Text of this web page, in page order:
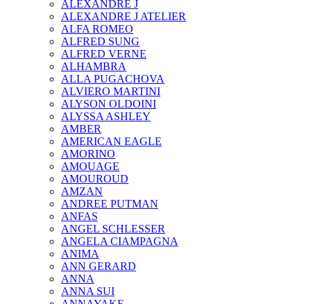
ALEXANDRE J
ALEXANDRE J ATELIER
ALFA ROMEO
ALFRED SUNG
ALFRED VERNE
ALHAMBRA
ALLA PUGACHOVA
ALVIERO MARTINI
ALYSON OLDOINI
ALYSSA ASHLEY
AMBER
AMERICAN EAGLE
AMORINO
AMOUAGE
AMOUROUD
AMZAN
ANDREE PUTMAN
ANFAS
ANGEL SCHLESSER
ANGELA CIAMPAGNA
ANIMA
ANN GERARD
ANNA
ANNA SUI